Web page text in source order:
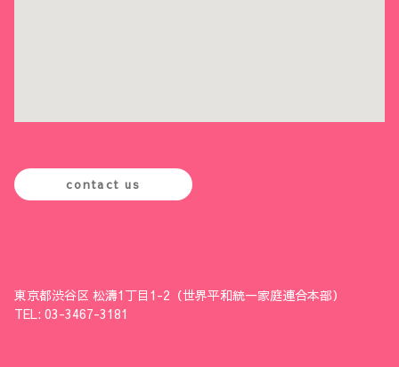
contact us
東京都渋谷区 松濤1丁目1-2（世界平和統一家庭連合本部）
TEL: 03-3467-3181